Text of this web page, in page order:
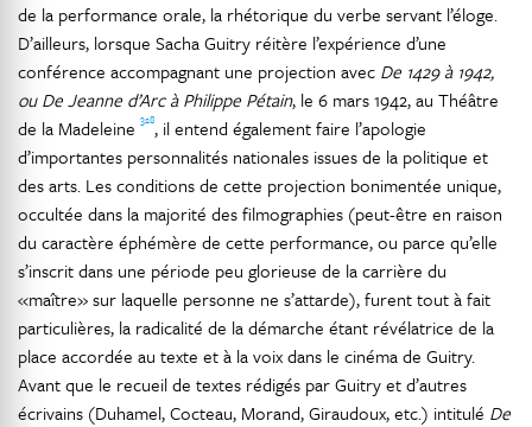
de la performance orale, la rhétorique du verbe servant l’éloge.
D’ailleurs, lorsque Sacha Guitry réitère l’expérience d’une
conférence accompagnant une projection avec De 1429 à 1942,
ou De Jeanne d’Arc à Philippe Pétain, le 6 mars 1942, au Théâtre
de la Madeleine 328, il entend également faire l’apologie
d’importantes personnalités nationales issues de la politique et
des arts. Les conditions de cette projection bonimentée unique,
occultée dans la majorité des filmographies (peut-être en raison
du caractère éphémère de cette performance, ou parce qu’elle
s’inscrit dans une période peu glorieuse de la carrière du
«maître» sur laquelle personne ne s’attarde), furent tout à fait
particulières, la radicalité de la démarche étant révélatrice de la
place accordée au texte et à la voix dans le cinéma de Guitry.
Avant que le recueil de textes rédigés par Guitry et d’autres
écrivains (Duhamel, Cocteau, Morand, Giraudoux, etc.) intitulé De